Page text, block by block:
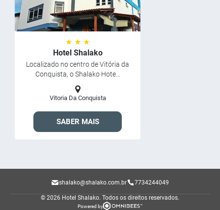
★ ★ ★
Hotel Shalako
Localizado no centro de Vitória da
Conquista, o Shalako Hote...
Vitoria Da Conquista
SABER MAIS
shalako@shalako.com.br 7734244049
© 2026 Hotel Shalako. Todos os direitos reservados.
Powered by